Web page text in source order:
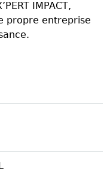
IMPACT,
propre entreprise